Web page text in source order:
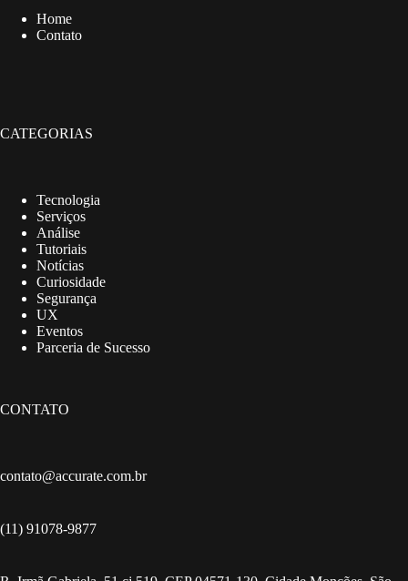
Home
Contato
CATEGORIAS
Tecnologia
Serviços
Análise
Tutoriais
Notícias
Curiosidade
Segurança
UX
Eventos
Parceria de Sucesso
CONTATO
contato@accurate.com.br
(11) 91078-9877